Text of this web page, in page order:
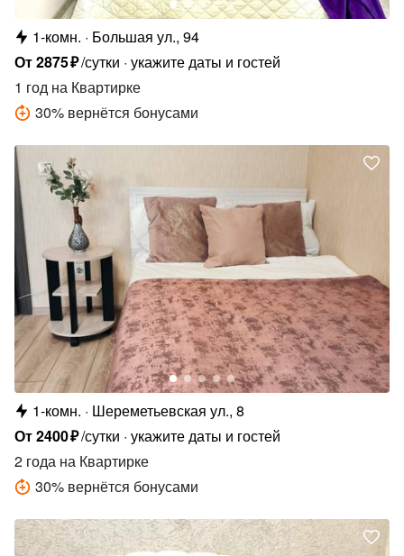
1-комн.
Большая ул., 94
От2875₽/сутки укажите даты и гостей
1 год на Квартирке
30% вернётся бонусами
1-комн.
Шереметьевская ул., 8
От2400₽/сутки укажите даты и гостей
2 года на Квартирке
30% вернётся бонусами